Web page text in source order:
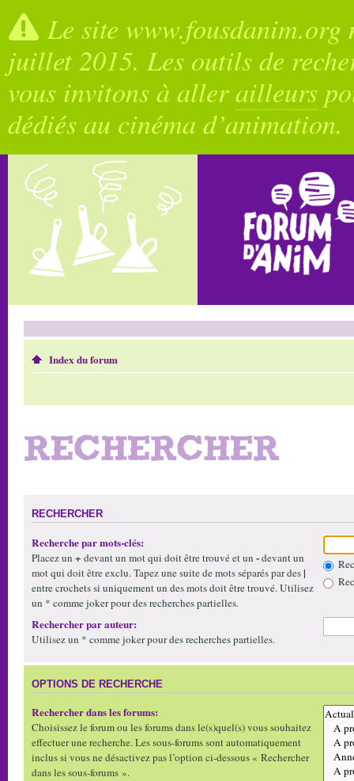
Le site
juillet 2015. Les outils de
vous invitons à allerailleurs
dédiés au cinéma d’animation.
Index du forum
RECHERCHER
RECHERCHER
Recherche par mots-clés:
Placez un + devant un mot qui doit être trouvé et un -devant un
mot qui doit être exclu. Tapez une suite de mots séparés par des|
entre crochets si uniquement un des mots doit être trouvé. Utilisez
un * comme joker pour des recherches partielles.
Rechercher par auteur:
Utilisez un * comme joker pour des recherches partielles.
OPTIONS DE RECHERCHE
Rechercher dans les forums:
Choisissez le forum ou les forums dans le(s)quel(s) vous souhaitez
effectuer une recherche. Les sous-forums sont automatiquement
inclus si vous ne désactivez pas l’option ci-dessous « Rechercher
dans les sous-forums ».